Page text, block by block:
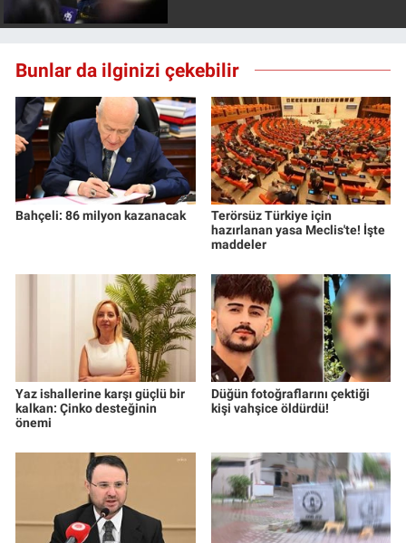
Bunlar da ilginizi çekebilir
Bahçeli: 86 milyon kazanacak
Terörsüz Türkiye için
hazırlanan yasa Meclis'te! İşte
maddeler
Yaz ishallerine karşı güçlü bir
kalkan: Çinko desteğinin
önemi
Düğün fotoğraflarını çektiği
kişi vahşice öldürdü!